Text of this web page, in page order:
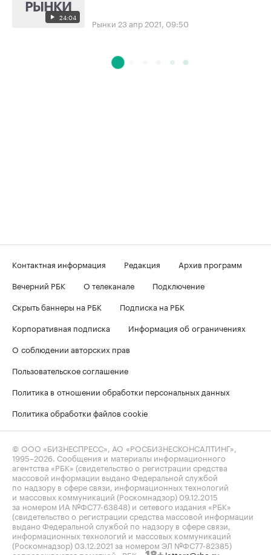
24:04 Рынки 23 апр 2021, 09:50
Контактная информация Редакция
Архив программ
Вечерний РБК
О телеканале
Подключение
Скрыть баннеры на РБК
Подписка на РБК
Корпоративная подписка
Информация об ограничениях
О соблюдении авторских прав
Пользовательское соглашение
Политика в отношении обработки персональных данных
Политика обработки файлов cookie
© ООО «БИЗНЕСПРЕСС», АО «РОСБИЗНЕСКОНСАЛТИНГ»,
1995–2026 . Сообщения и материалы информационного
агентства «РБК» (свидетельство о регистрации средства
массовой информации выдано Федеральной службой
по надзору в сфере связи, информационных технологий
и массовых коммуникаций (Роскомнадзор) 09.12.2015
за номером ИА №ФС77-63848) и сетевого издания «РБК»
(свидетельство о регистрации средства массовой информации
выдано Федеральной службой по надзору в сфере связи,
информационных технологий и массовых коммуникаций
(Роскомнадзор) 03.12.2021 за номером ЭЛ №ФС77-82385)